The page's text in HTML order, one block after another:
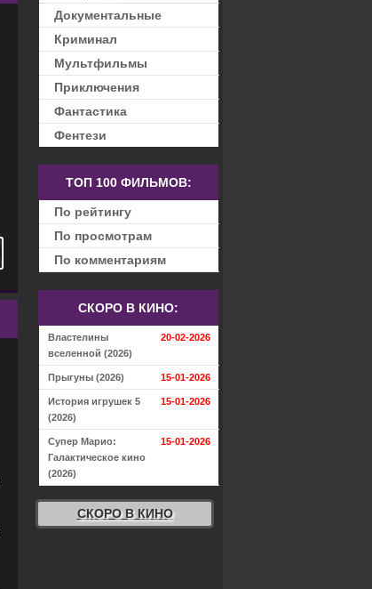
Документальные
Криминал
Мультфильмы
Приключения
Фантастика
Фентези
ТОП 100 ФИЛЬМОВ:
По рейтингу
По просмотрам
По комментариям
СКОРО В КИНО:
Властелины
вселенной (2026)
20-02-2026
Прыгуны (2026) 15-01-2026
История игрушек 5
(2026)
15-01-2026
Супер Марио:
Галактическое кино
(2026)
15-01-2026
СКОРО В КИНО